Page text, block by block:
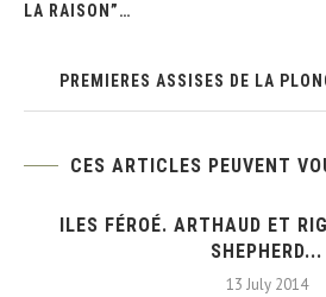
LA RAISON”…
PREMIERES ASSISES DE LA
CES ARTICLES PEUVENT
ILES FÉROÉ. ARTHAUD ET
SHEPHERD...
13 July 2014